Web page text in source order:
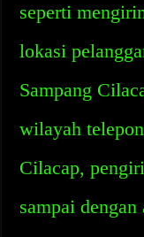
seperti
lokasi
Sampang
wilayah
Cilacap,
sampai